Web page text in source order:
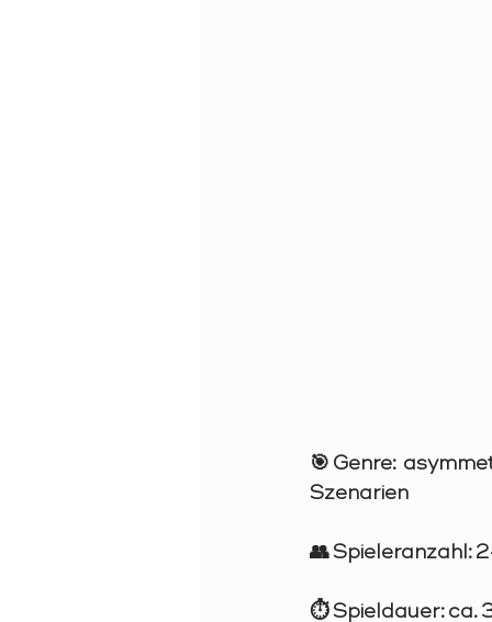
🎯 Genre:
Szenarien
👥 Spieleranzahl:
⏱️ Spieldauer: ca.